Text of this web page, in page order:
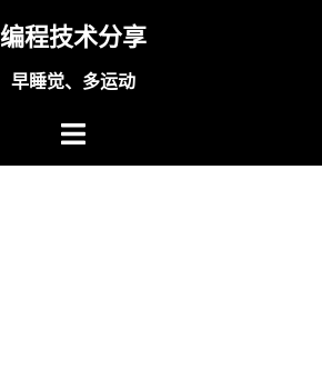
编程技术分享
早睡觉、多运动